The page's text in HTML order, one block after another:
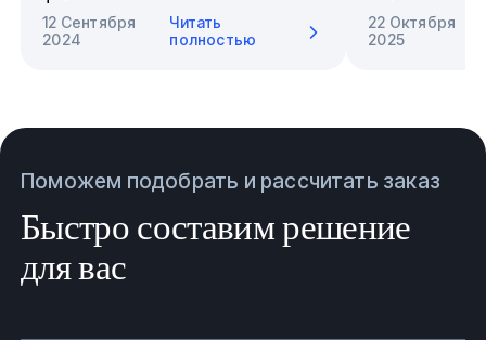
12 Сентября
2024
Читать
полностью
22 Октября
2025
Поможем подобрать и рассчитать заказ
Быстро составим решение
для вас